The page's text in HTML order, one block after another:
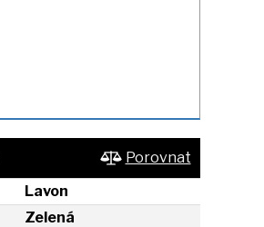
Porovnat
Lavon
Zelená